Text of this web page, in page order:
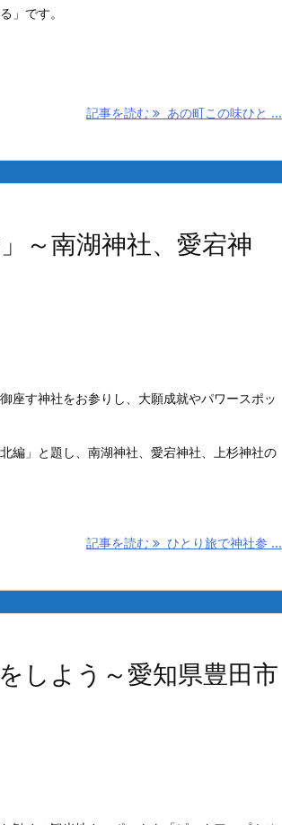
」です。
記事を読む あの町この味ひと ...
～南湖神社、愛宕神
座す神社をお参りし、大願成就やパワースポッ
編」と題し、南湖神社、愛宕神社、上杉神社の
記事を読む ひとり旅で神社参 ...
しよう～愛知県豊田市